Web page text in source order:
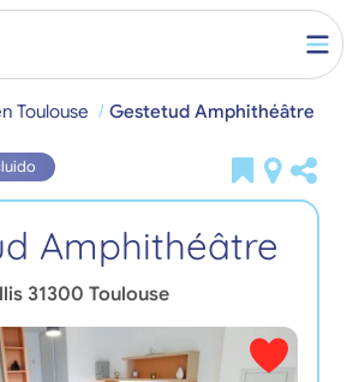
Toulouse Gestetud Amphithéâtre
Amphithéâtre
31300 Toulouse